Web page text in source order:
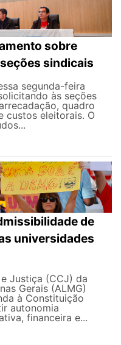
sobre
sindicais
segunda-feira
às seções
quadro
custos eleitorais. O
de
universidades
Justiça (CCJ) da
Gerais (ALMG)
à Constituição
autonomia
financeira e...